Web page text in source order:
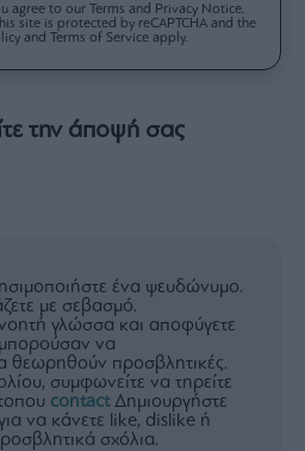
agree to our Terms and Privacy Notice.
site is protected by reCAPTCHA and the
and Terms of Service apply.
την άποψή σας
ένα ψευδώνυμο.
με σεβασμό.
γλώσσα και αποφύγετε
να
θεωρηθούν προσβλητικές.
συμφωνείτε να τηρείτε
contactΔημιουργήστε
να κάνετε like, dislike ή
σχόλια.